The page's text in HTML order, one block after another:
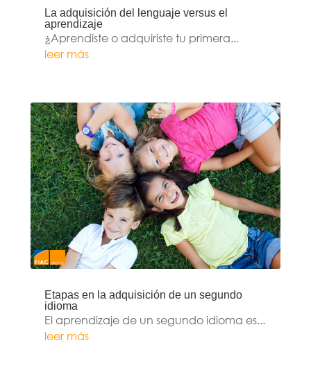
La adquisición del lenguaje versus el
aprendizaje
¿Aprendiste o adquiriste tu primera...
leer más
Etapas en la adquisición de un segundo
idioma
El aprendizaje de un segundo idioma es...
leer más